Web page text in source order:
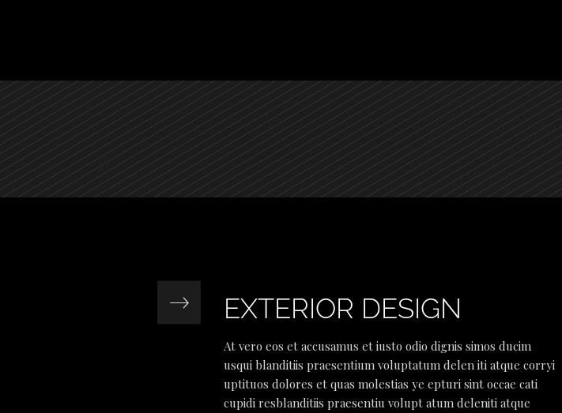
EXTERIOR DESIGN
At vero eos et accusamus et iusto odio dignis simos ducim
usqui blanditiis praesentium voluptatum delen iti atque corryi
uptituos dolores et quas molestias ye epturi sint occae cati
cupidi resblanditiis praesentiu volupt atum deleniti atque